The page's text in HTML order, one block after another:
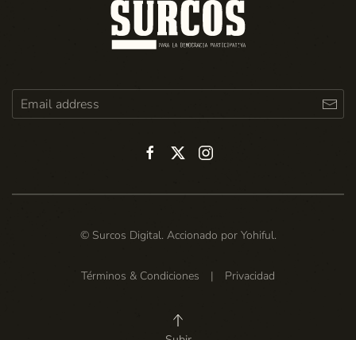
© Surcos Digital. Accionado por Yohiful.
Términos & Condiciones | Privacidad